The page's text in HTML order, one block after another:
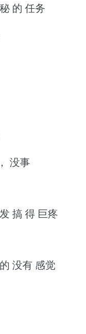
的 任务
没事
搞 得 巨疼
没有 感觉